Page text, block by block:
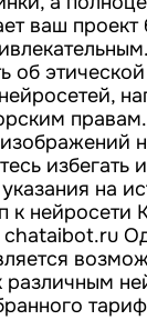
ваш проект
об
избегать
на
к нейросети
chataibot.ru
различным